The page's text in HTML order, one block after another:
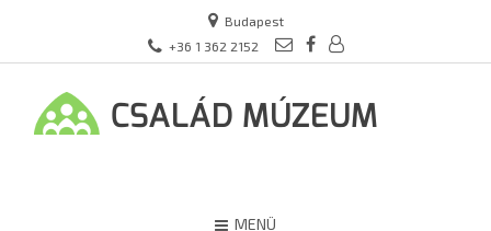
Budapest
+36 1 362 2152
MENÜ